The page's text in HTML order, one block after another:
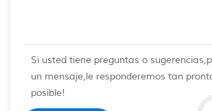
Si usted tiene preguntas o
un mensaje,le responderemos tan
posible!